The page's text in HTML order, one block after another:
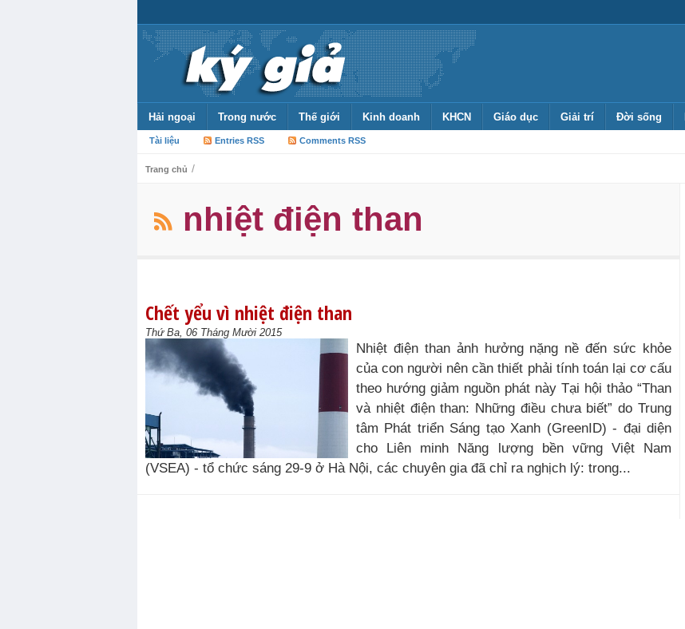
Hải ngoại Trong nước Thế giới Kinh doanh KHCN Giáo dục Giải trí Đời sống
Tài liệu Entries RSS Comments RSS
Trang chủ /
nhiệt điện than
Chết yểu vì nhiệt điện than
Thứ Ba, 06 Tháng Mười 2015
Nhiệt điện than ảnh hưởng nặng nề đến sức khỏe
của con người nên cần thiết phải tính toán lại cơ cấu
theo hướng giảm nguồn phát này Tại hội thảo “Than
và nhiệt điện than: Những điều chưa biết” do Trung
tâm Phát triển Sáng tạo Xanh (GreenID) - đại diện
cho Liên minh Năng lượng bền vững Việt Nam
(VSEA) - tổ chức sáng 29-9 ở Hà Nội, các chuyên gia đã chỉ ra nghịch lý: trong...